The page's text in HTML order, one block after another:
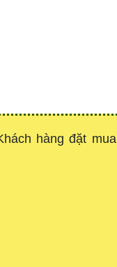
hàng đặt mua